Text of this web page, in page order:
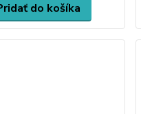
do košíka